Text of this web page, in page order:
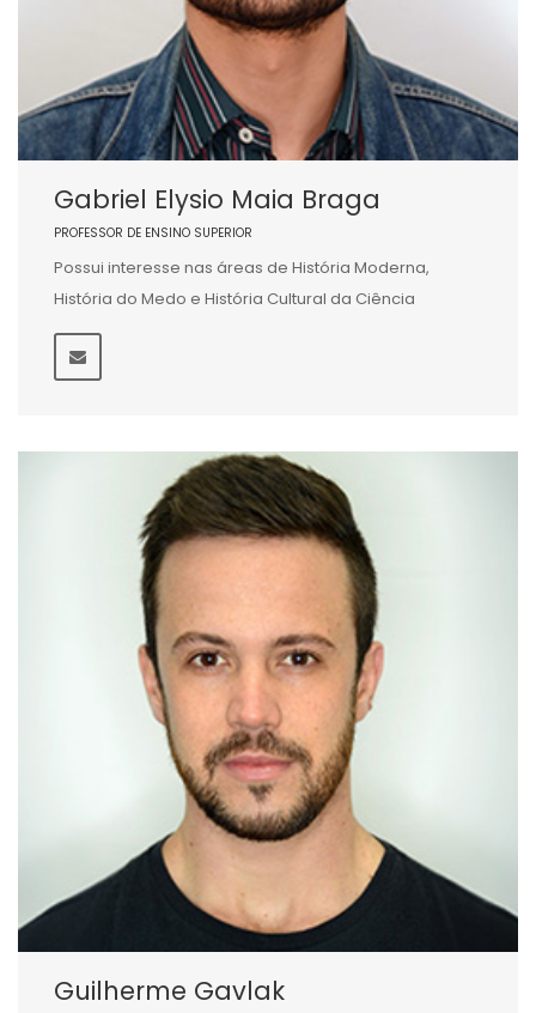
Gabriel Elysio Maia Braga
PROFESSOR DE ENSINO SUPERIOR
Possui interesse nas áreas de História Moderna,
História do Medo e História Cultural da Ciência
Guilherme Gavlak